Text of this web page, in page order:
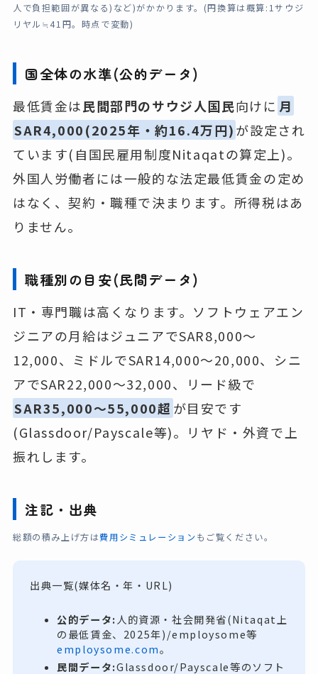
人で負担範囲が異なる)など)がかかります。(円換算は概算:1サウジ
リヤル≒41円。時点で変動)
国全体の水準(公的データ)
最低賃金は民間部門のサウジ人国民向けに 月
SAR4,000(2025年・約16.4万円)が設定され
ています(自国民雇用制度Nitaqatの算定上)。
外国人労働者には一般的な法定最低賃金の定め
はなく、契約・職種で決まります。所得税はあ
りません。
職種別の目安(民間データ)
IT・専門職は高くなります。ソフトウェアエン
ジニアの月給はジュニアでSAR8,000〜
12,000、ミドルでSAR14,000〜20,000、シニ
アでSAR22,000〜32,000、リード級で
SAR35,000〜55,000超 が目安です
(Glassdoor/Payscale等)。リヤド・外資で上
振れします。
注記・出典
総額の積み上げ方は費用シミュレーション もご覧ください。
出典一覧(媒体名・年・URL)
公的データ: 人的資源・社会開発省(Nitaqat上
の最低賃金、2025年)/employsome等
employsome.com。
民間データ:Glassdoor/Payscale等のソフト